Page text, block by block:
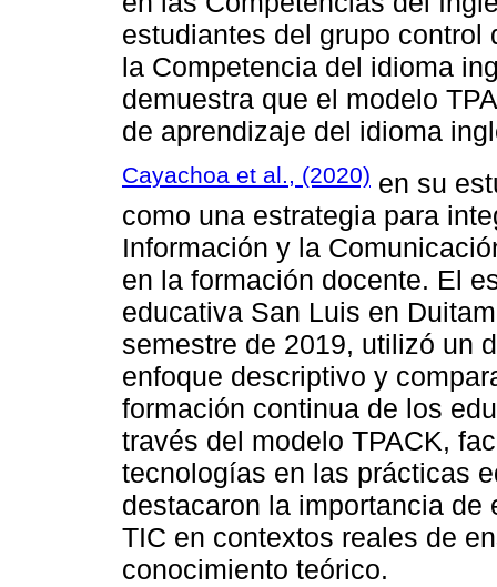
estudiantes del grupo
la Competencia del idioma
demuestra que el modelo
de aprendizaje del idioma
Cayachoa et al., (2020) en su
como una estrategia para
Información y la
en la formación docente. El
educativa San Luis en
semestre de 2019, utilizó un
enfoque descriptivo y
formación continua de los
través del modelo TPACK,
tecnologías en las prácticas
destacaron la importancia
TIC en contextos reales de
conocimiento teórico.